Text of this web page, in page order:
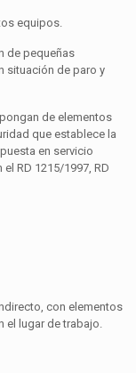
equipos.
de peque­ñas
situa­ción de paro y
de elementos
que establece la
en servicio
RD 1215/1997, RD
con elementos
el lugar de trabajo.